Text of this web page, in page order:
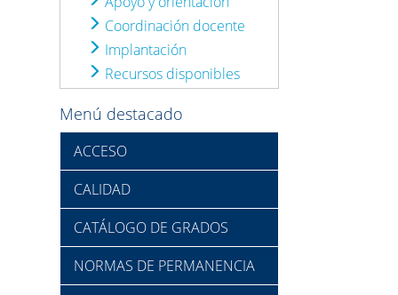
Coordinación docente
Implantación
Recursos disponibles
Menú destacado
ACCESO
CALIDAD
CATÁLOGO DE GRADOS
NORMAS DE PERMANENCIA